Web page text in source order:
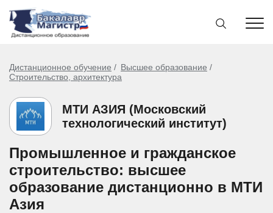
Дистанционное обучение
Высшее образование
Строительство, архитектура
МТИ АЗИЯ (Московский
технологический институт)
Промышленное и гражданское
строительство: высшее
образование дистанционно в МТИ
Азия